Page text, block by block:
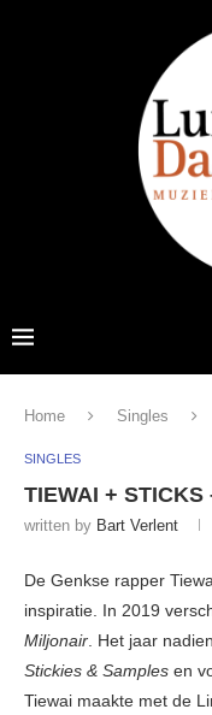
Home Singles
SINGLES
TIEWAI + STICKS
written by Bart Verlent
De Genkse rapper
inspiratie. In 2019
Miljonair. Het jaar
Stickies & Samples en
Tiewai maakte met de